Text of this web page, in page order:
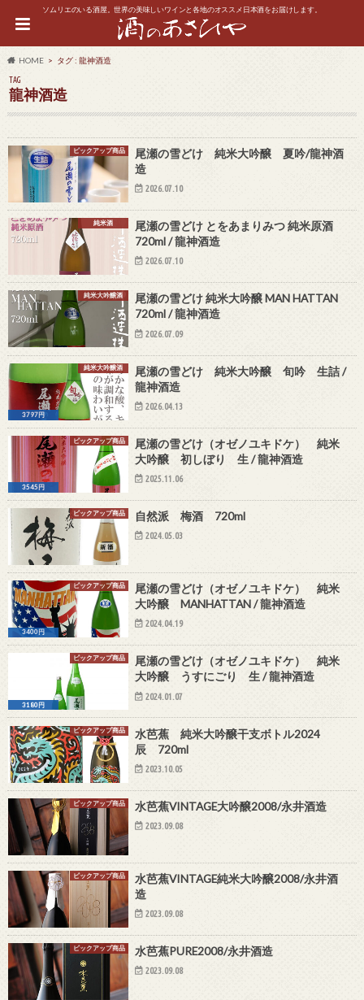
ソムリエのいる酒屋。世界の美味しいワインと各地のオススメ日本酒をお届けします。
HOME タグ : 龍神酒造
TAG
龍神酒造
ピックアップ商品
尾瀬の雪どけ 純米大吟醸 夏吟/龍神酒
造
2026.07.10
純米酒
尾瀬の雪どけ とをあまりみつ 純米原酒
720ml / 龍神酒造
2026.07.10
純米大吟醸酒
尾瀬の雪どけ 純米大吟醸 MAN HATTAN
720ml / 龍神酒造
2026.07.09
純米大吟醸酒
3797円
尾瀬の雪どけ 純米大吟醸 旬吟 生詰 /
龍神酒造
2026.04.13
ピックアップ商品
3545円
尾瀬の雪どけ（オゼノユキドケ） 純米
大吟醸 初しぼり 生 / 龍神酒造
2025.11.06
ピックアップ商品 自然派 梅酒 720ml
2024.05.03
ピックアップ商品
3400円
尾瀬の雪どけ（オゼノユキドケ） 純米
大吟醸 MANHATTAN / 龍神酒造
2024.04.19
ピックアップ商品
3180円
尾瀬の雪どけ（オゼノユキドケ） 純米
大吟醸 うすにごり 生 / 龍神酒造
2024.01.07
ピックアップ商品
水芭蕉 純米大吟醸干支ボトル2024
辰 720ml
2023.10.05
ピックアップ商品 水芭蕉VINTAGE大吟醸2008/永井酒造
2023.09.08
ピックアップ商品
水芭蕉VINTAGE純米大吟醸2008/永井酒
造
2023.09.08
ピックアップ商品 水芭蕉PURE2008/永井酒造
2023.09.08